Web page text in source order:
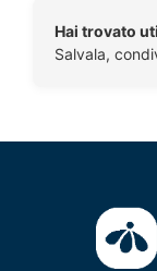
Hai trovato
Salvala,